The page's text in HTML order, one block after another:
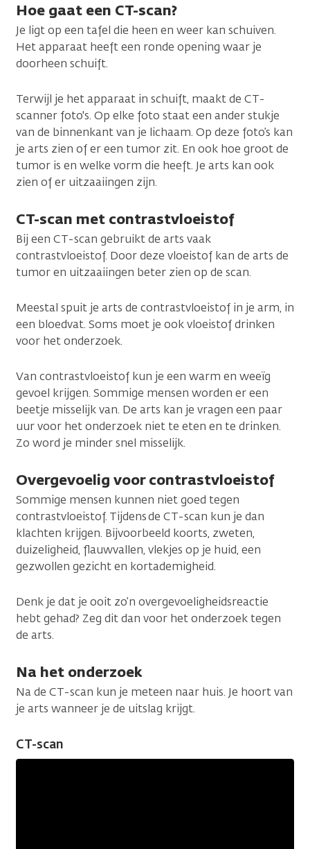
Hoe gaat een CT-scan?
Je ligt op een tafel die heen en weer kan schuiven.
Het apparaat heeft een ronde opening waar je
doorheen schuift.
Terwijl je het apparaat in schuift, maakt de CT-
scanner foto's. Op elke foto staat een ander stukje
van de binnenkant van je lichaam. Op deze foto’s kan
je arts zien of er een tumor zit. En ook hoe groot de
tumor is en welke vorm die heeft. Je arts kan ook
zien of er uitzaaiingen zijn.
CT-scan met contrastvloeistof
Bij een CT-scan gebruikt de arts vaak
contrastvloeistof. Door deze vloeistof kan de arts de
tumor en uitzaaiingen beter zien op de scan.
Meestal spuit je arts de contrastvloeistof in je arm, in
een bloedvat. Soms moet je ook vloeistof drinken
voor het onderzoek.
Van contrastvloeistof kun je een warm en weeïg
gevoel krijgen. Sommige mensen worden er een
beetje misselijk van. De arts kan je vragen een paar
uur voor het onderzoek niet te eten en te drinken.
Zo word je minder snel misselijk.
Overgevoelig voor contrastvloeistof
Sommige mensen kunnen niet goed tegen
contrastvloeistof. Tijdens de CT-scan kun je dan
klachten krijgen. Bijvoorbeeld koorts, zweten,
duizeligheid, flauwvallen, vlekjes op je huid, een
gezwollen gezicht en kortademigheid.
Denk je dat je ooit zo’n overgevoeligheidsreactie
hebt gehad? Zeg dit dan voor het onderzoek tegen
de arts.
Na het onderzoek
Na de CT-scan kun je meteen naar huis. Je hoort van
je arts wanneer je de uitslag krijgt.
CT-scan